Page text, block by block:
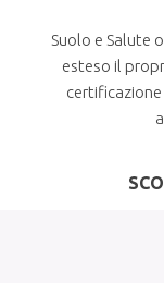
Suolo e Salute
esteso il